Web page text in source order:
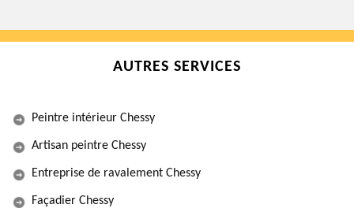
AUTRES SERVICES
Peintre intérieur Chessy
Artisan peintre Chessy
Entreprise de ravalement Chessy
Façadier Chessy